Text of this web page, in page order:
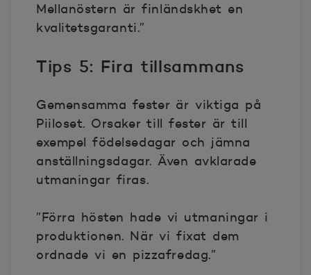
Mellanöstern är finländskhet en
kvalitetsgaranti.”
Tips 5: Fira tillsammans
Gemensamma fester är viktiga på
Piiloset. Orsaker till fester är till
exempel födelsedagar och jämna
anställningsdagar. Även avklarade
utmaningar firas.
”Förra hösten hade vi utmaningar i
produktionen. När vi fixat dem
ordnade vi en pizzafredag.”